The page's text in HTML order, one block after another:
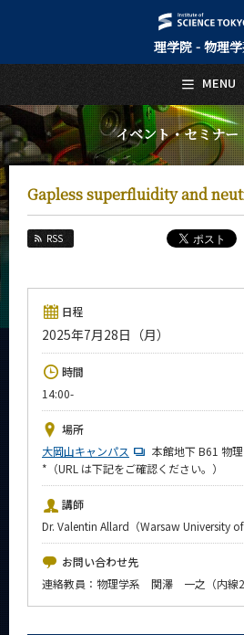
理学院 - 物理
イベント・セミナー
Gapless superfluidity and
RSS
日程
2025年7月28日（月）
時間
14:00-
場所
大岡山キャンパス
本館地下 B61 物
*（URL は下記をご確認ください。）
講師
Dr. Valentin Allard（Warsaw University
お問い合わせ先
連絡教員：物理学系 関澤 一之（内線
MENU
日本語
トップページ
Top Page
物理学系について
About Us
Education
未来
Future
入学案内
Admissions
物理学系 News&Information
News
イベントカレンダー
Event Calendar
今後のイベント
今後の課程別イベント